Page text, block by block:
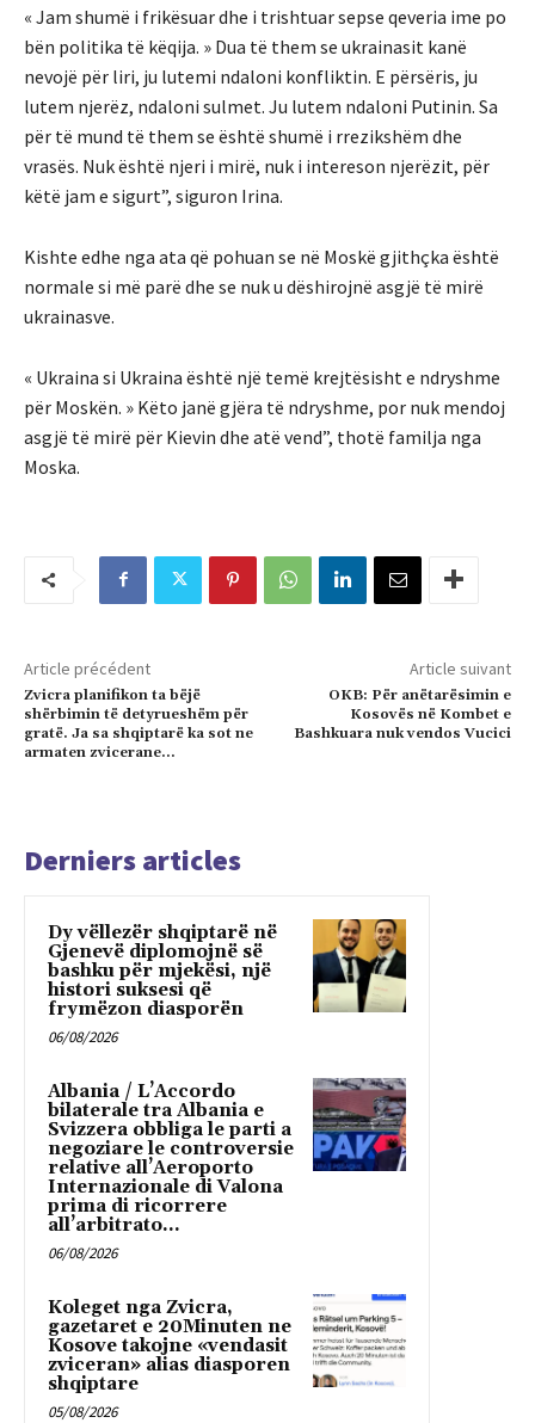
« Jam shumë i frikësuar dhe i trishtuar sepse qeveria ime po
bën politika të këqija. » Dua të them se ukrainasit kanë
nevojë për liri, ju lutemi ndaloni konfliktin. E përsëris, ju
lutem njerëz, ndaloni sulmet. Ju lutem ndaloni Putinin. Sa
për të mund të them se është shumë i rrezikshëm dhe
vrasës. Nuk është njeri i mirë, nuk i intereson njerëzit, për
këtë jam e sigurt”, siguron Irina.
Kishte edhe nga ata që pohuan se në Moskë gjithçka është
normale si më parë dhe se nuk u dëshirojnë asgjë të mirë
ukrainasve.
« Ukraina si Ukraina është një temë krejtësisht e ndryshme
për Moskën. » Këto janë gjëra të ndryshme, por nuk mendoj
asgjë të mirë për Kievin dhe atë vend”, thotë familja nga
Moska.
Article précédent
Zvicra planifikon ta bëjë
shërbimin të detyrueshëm për
gratë. Ja sa shqiptarë ka sot ne
armaten zvicerane…
Article suivant
OKB: Për anëtarësimin e
Kosovës në Kombet e
Bashkuara nuk vendos Vucici
Derniers articles
Dy vëllezër shqiptarë në
Gjenevë diplomojnë së
bashku për mjekësi, një
histori suksesi që
frymëzon diasporën
06/08/2026
Albania / L’Accordo
bilaterale tra Albania e
Svizzera obbliga le parti a
negoziare le controversie
relative all’Aeroporto
Internazionale di Valona
prima di ricorrere
all’arbitrato...
06/08/2026
Koleget nga Zvicra,
gazetaret e 20Minuten ne
Kosove takojne «vendasit
zviceran» alias diasporen
shqiptare
05/08/2026